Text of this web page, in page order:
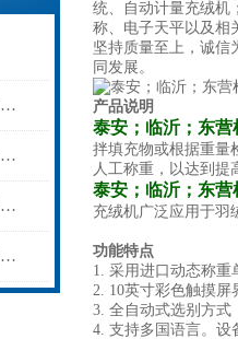
如何操作棉绒一体机进行填充？
棉绒一体机的全面解析与行业影响
选择合适的羽绒枕充填填充物
棉绒一体机如何正确使用？
统、自动计量充绒机
称、电子天平以及相
坚持质量至上，诚信
同发展。
产品说明
泰安；临沂；东
拌填充物或根据重量
人工称重，以达到提
泰安；临沂；东
充绒机广泛应用于羽
功能特点
1. 采用进口动态称
2. 10英寸彩色触摸
3. 全自动式选别方式
4. 支持多国语言。设